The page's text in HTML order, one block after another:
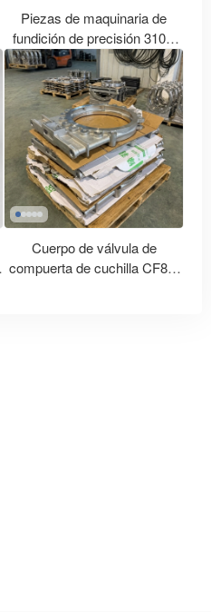
Piezas de maquinaria de
fundición de precisión 310S
resistentes al calor
Cuerpo de válvula de
compuerta de cuchilla CF8M